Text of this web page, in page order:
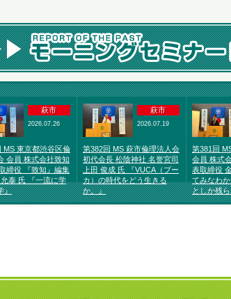
萩市
2026.07.26
MS 東京都渋谷区倫
会員 株式会社致知
締役 『致知』編集
泰 氏 『一流に学
』
萩市
2026.07.19
第382回 MS 萩市倫理法人会
初代会長 松陰神社 名誉宮司
上田 俊成 氏 『VUCA（ブー
カ）の時代をどう生きる
か。』
第381回
会員 株式
表取締役
てみなわ
としか残